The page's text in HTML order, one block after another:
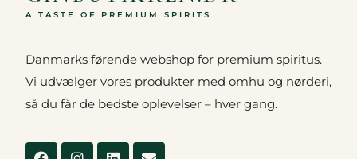
A TASTE OF PREMIUM SPIRITS
Danmarks førende webshop for premium spiritus.
Vi udvælger vores produkter med omhu og nørderi,
så du får de bedste oplevelser – hver gang.
FacebookInstagram
LinkedinEnvelope